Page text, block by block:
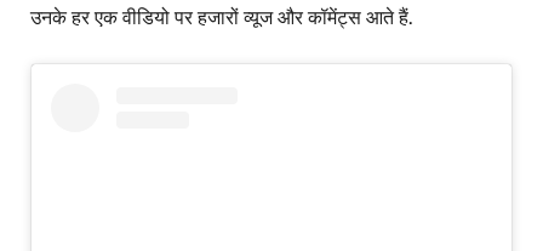
उनके हर एक वीडियो पर हजारों व्यूज और कॉमेंट्स आते हैं.